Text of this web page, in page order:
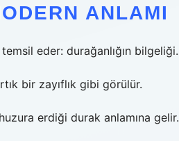
ANLAMI
eder: durağanlığın bilgeliği.
bir zayıflık gibi görülür.
erdiği durak anlamına gelir.